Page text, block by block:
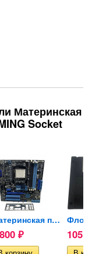
Материнская
Socket
Материнская плата ASUS...
₽ 105